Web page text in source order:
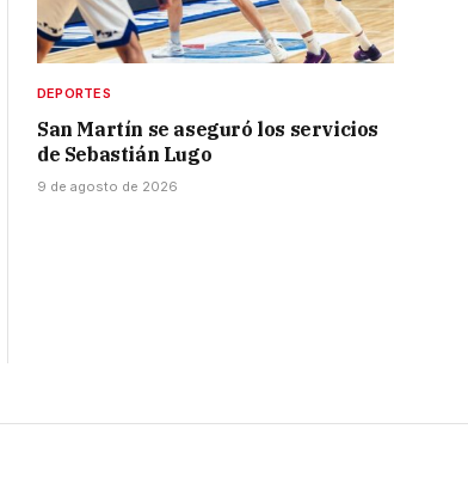
DEPORTES
San Martín se aseguró los servicios
de Sebastián Lugo
9 de agosto de 2026